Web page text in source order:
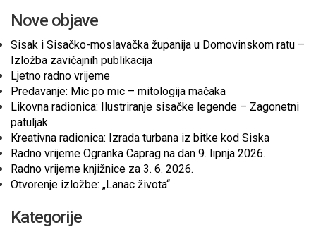
Nove objave
Sisak i Sisačko-moslavačka županija u Domovinskom ratu –
Izložba zavičajnih publikacija
Ljetno radno vrijeme
Predavanje: Mic po mic – mitologija mačaka
Likovna radionica: Ilustriranje sisačke legende – Zagonetni
patuljak
Kreativna radionica: Izrada turbana iz bitke kod Siska
Radno vrijeme Ogranka Caprag na dan 9. lipnja 2026.
Radno vrijeme knjižnice za 3. 6. 2026.
Otvorenje izložbe: „Lanac života“
Kategorije